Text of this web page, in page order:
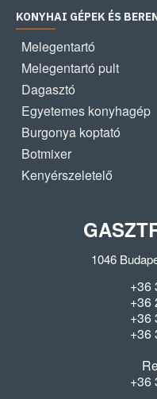
KONYHAI GÉPEK ÉS
Melegentartó
Melegentartó pult
Dagasztó
Egyetemes konyhagép
Burgonya koptató
Botmixer
Kenyérszeletelő
1046
+36
+36
+36
+36
+36